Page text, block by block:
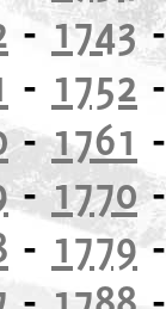
- 1743
- 1752
-1761
-1770
- 1779